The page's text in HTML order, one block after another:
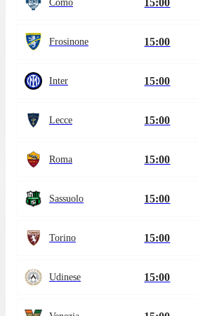
Como 15:00
Frosinone 15:00
Inter 15:00
Lecce 15:00
Roma 15:00
Sassuolo 15:00
Torino 15:00
Udinese 15:00